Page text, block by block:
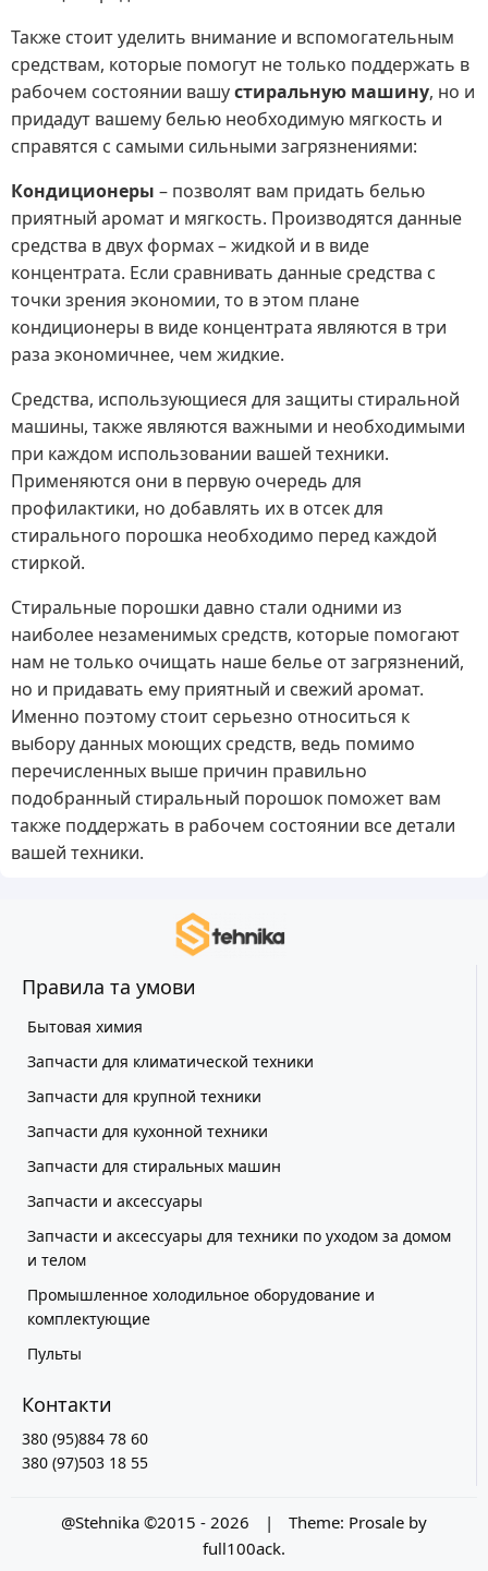
Также стоит уделить внимание и вспомогательным
средствам, которые помогут не только поддержать в
рабочем состоянии вашустиральную машину, но и
придадут вашему белью необходимую мягкость и
справятся с самыми сильными загрязнениями:
Кондиционеры – позволят вам придать белью
приятный аромат и мягкость. Производятся данные
средства в двух формах – жидкой и в виде
концентрата. Если сравнивать данные средства с
точки зрения экономии, то в этом плане
кондиционеры в виде концентрата являются в три
раза экономичнее, чем жидкие.
Средства, использующиеся для защиты стиральной
машины, также являются важными и необходимыми
при каждом использовании вашей техники.
Применяются они в первую очередь для
профилактики, но добавлять их в отсек для
стирального порошка необходимо перед каждой
стиркой.
Стиральные порошки давно стали одними из
наиболее незаменимых средств, которые помогают
нам не только очищать наше белье от загрязнений,
но и придавать ему приятный и свежий аромат.
Именно поэтому стоит серьезно относиться к
выбору данных моющих средств, ведь помимо
перечисленных выше причин правильно
подобранный стиральный порошок поможет вам
также поддержать в рабочем состоянии все детали
вашей техники.
Правила та умови
Бытовая химия
Запчасти для климатической техники
Запчасти для крупной техники
Запчасти для кухонной техники
Запчасти для стиральных машин
Запчасти и аксессуары
Запчасти и аксессуары для техники по уходом за домом
и телом
Промышленное холодильное оборудование и
комплектующие
Пульты
Контакти
380 (95)884 78 60
380 (97)503 18 55
@Stehnika ©2015 - 2026 | Theme: Prosale by
full100ack.